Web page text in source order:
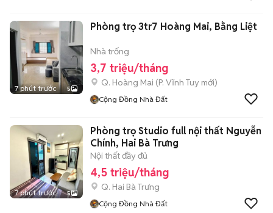
7 phút trước 5
Phòng trọ 3tr7 Hoàng Mai, Bằng Liệt
Nhà trống
3,7 triệu/tháng
Q. Hoàng Mai (P. Vĩnh Tuy mới)
Cộng Đồng Nhà Đất
7 phút trước 5
Phòng trọ Studio full nội thất Nguyễn
Chính, Hai Bà Trưng
Nội thất đầy đủ
4,5 triệu/tháng
Q. Hai Bà Trưng
Cộng Đồng Nhà Đất